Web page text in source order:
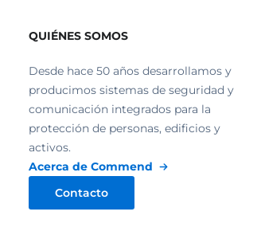
QUIÉNES SOMOS
Desde hace 50 años desarrollamos y
producimos sistemas de seguridad y
comunicación integrados para la
protección de personas, edificios y
activos.
Acerca de Commend
Contacto